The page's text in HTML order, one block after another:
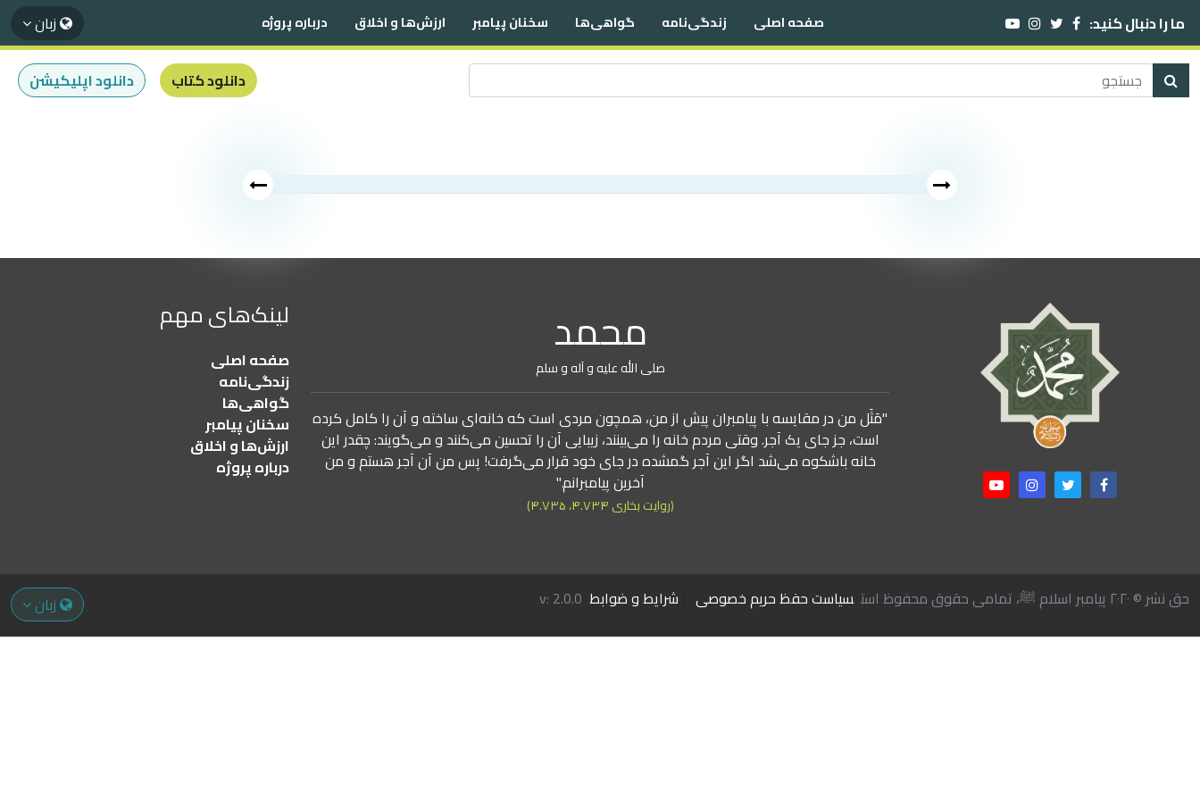
ما را دنبال کنید: صفحه اصلی زندگی‌نامه گواهی‌ها سخنان پیامبر ارزش‌ها و اخلاق درباره پروژه زبان
دانلود کتاب دانلود اپلیکیشن
محمد
صلی الله علیه و آله و سلم
"مَثَل من در مقایسه با پیامبران پیش از من، همچون مردی است که خانه‌ای ساخته و آن را کامل کرده
است، جز جای یک آجر. وقتی مردم خانه را می‌بینند، زیبایی آن را تحسین می‌کنند و می‌گویند: چقدر این
خانه باشکوه می‌شد اگر این آجر گمشده در جای خود قرار می‌گرفت! پس من آن آجر هستم و من
آخرین پیامبرانم."
(روایت بخاری ۴.۷۳۴، ۴.۷۳۵)
لینک‌های مهم
صفحه اصلی
زندگی‌نامه
گواهی‌ها
سخنان پیامبر
ارزش‌ها و اخلاق
درباره پروژه
حق نشر © ۲۰۲۰ پیامبر اسلام ﷺ، تمامی حقوق محفوظ است سیاست حفظ حریم خصوصی شرایط و ضوابط v: 2.0.0 زبان